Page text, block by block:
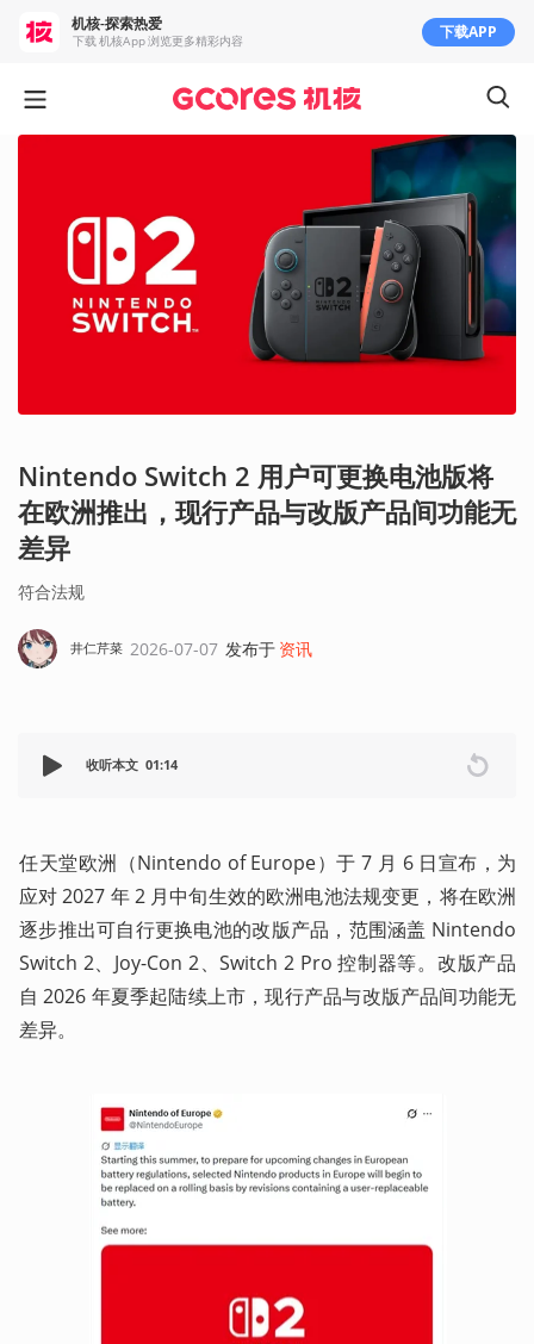
Nintendo Switch 2 用户可更换电池版将
在欧洲推出，现行产品与改版产品间功能无
差异
符合法规
井仁芹菜 2026-07-07 发布于 资讯
收听本文 01:14
任天堂欧洲（Nintendo of Europe）于 7 月 6 日宣布，为
应对 2027 年 2 月中旬生效的欧洲电池法规变更，将在欧洲
逐步推出可自行更换电池的改版产品，范围涵盖 Nintendo
Switch 2、Joy-Con 2、Switch 2 Pro 控制器等。改版产品
自 2026 年夏季起陆续上市，现行产品与改版产品间功能无
差异。
机核-探索热爱
下载 机核App 浏览更多精彩内容 下载APP